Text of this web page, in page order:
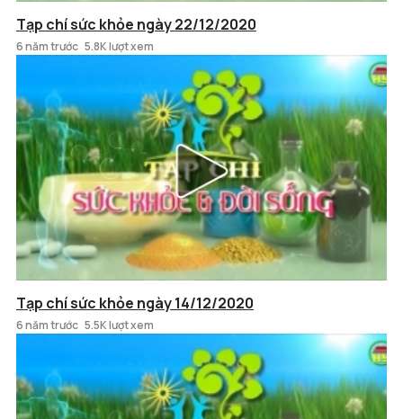
Tạp chí sức khỏe ngày 22/12/2020
6 năm trước 5.8K lượt xem
Tạp chí sức khỏe ngày 14/12/2020
6 năm trước 5.5K lượt xem